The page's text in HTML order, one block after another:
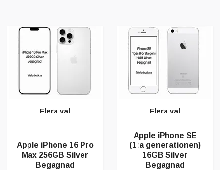
Flera val
Apple iPhone 16 Pro
Max 256GB Silver
Begagnad
Flera val
Apple iPhone SE
(1:a generationen)
16GB Silver
Begagnad